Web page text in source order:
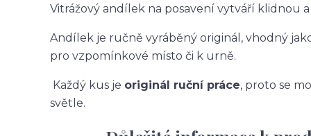
Vitrážový andílek na posavení vytváří klidnou
Andílek je ručně vyráběný originál, vhodný
pro vzpomínkové místo či k urně.
Každý kus je originál ruční práce, proto se
světle.